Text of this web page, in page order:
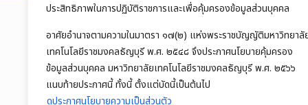
ประสิทธิภาพในการปฏิบัติราชการและเพื่อคุ้มครองข้อมูลส่วนบุคคล
อาศัยอำนาจตามความในมาตรา ๑๗(๒) แห่งพระราชบัญญัติมหาวิทยาลั
เทคโนโลยีราชมงคลธัญบุรี พ.ศ. ๒๕๔๘ จึงประกาศนโยบายคุ้มครอง
ข้อมูลส่วนบุคคล มหาวิทยาลัยเทคโนโลยีราชมงคลธัญบุรี พ.ศ. ๒๕๖๖
แนบท้ายประกาศนี้ ทั้งนี้ ตั้งแต่บัดนี้เป็นต้นไป
ดูประกาศนโยบายความเป็นส่วนตัว